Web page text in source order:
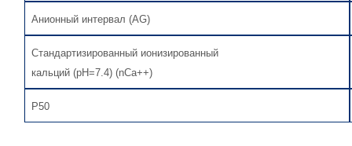
Анионный интервал (AG)
Стандартизированный ионизированный
кальций (pH=7.4) (nCa++)
P50